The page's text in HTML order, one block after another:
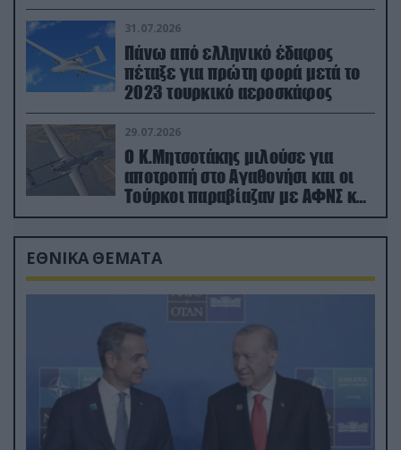
31.07.2026
Πάνω από ελληνικό έδαφος
πέταξε για πρώτη φορά μετά το
2023 τουρκικό αεροσκάφος
29.07.2026
Ο Κ.Μητσοτάκης μιλούσε για
αποτροπή στο Αγαθονήσι και οι
Τούρκοι παραβίαζαν με ΑΦΝΣ και
drone
ΕΘΝΙΚΑ ΘΕΜΑΤΑ